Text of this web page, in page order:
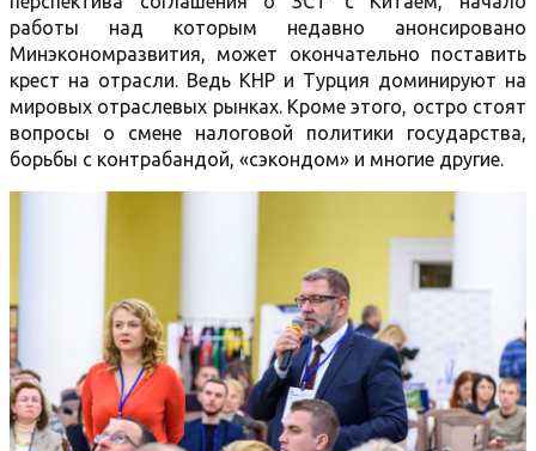
работы над которым недавно анонсировано
Минэкономразвития, может окончательно поставить
крест на отрасли. Ведь КНР и Турция доминируют на
мировых отраслевых рынках. Кроме этого, остро стоят
вопросы о смене налоговой политики государства,
борьбы с контрабандой, «сэкондом» и многие другие.